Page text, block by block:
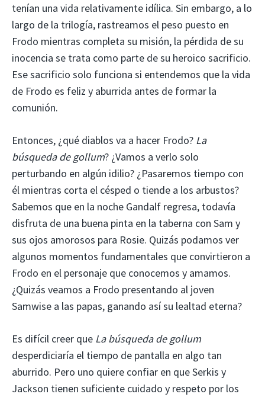
tenían una vida relativamente idílica. Sin embargo, a lo
largo de la trilogía, rastreamos el peso puesto en
Frodo mientras completa su misión, la pérdida de su
inocencia se trata como parte de su heroico sacrificio.
Ese sacrificio solo funciona si entendemos que la vida
de Frodo es feliz y aburrida antes de formar la
comunión.
Entonces, ¿qué diablos va a hacer Frodo? La
búsqueda de gollum? ¿Vamos a verlo solo
perturbando en algún idilio? ¿Pasaremos tiempo con
él mientras corta el césped o tiende a los arbustos?
Sabemos que en la noche Gandalf regresa, todavía
disfruta de una buena pinta en la taberna con Sam y
sus ojos amorosos para Rosie. Quizás podamos ver
algunos momentos fundamentales que convirtieron a
Frodo en el personaje que conocemos y amamos.
¿Quizás veamos a Frodo presentando al joven
Samwise a las papas, ganando así su lealtad eterna?
Es difícil creer que La búsqueda de gollum
desperdiciaría el tiempo de pantalla en algo tan
aburrido. Pero uno quiere confiar en que Serkis y
Jackson tienen suficiente cuidado y respeto por los